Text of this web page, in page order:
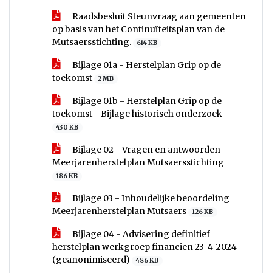
Raadsbesluit Steunvraag aan gemeenten
op basis van het Continuïteitsplan van de
Mutsaersstichting.
614 KB
Bijlage 01a - Herstelplan Grip op de
toekomst
2 MB
Bijlage 01b - Herstelplan Grip op de
toekomst - Bijlage historisch onderzoek
430 KB
Bijlage 02 - Vragen en antwoorden
Meerjarenherstelplan Mutsaersstichting
186 KB
Bijlage 03 - Inhoudelijke beoordeling
Meerjarenherstelplan Mutsaers
126 KB
Bijlage 04 - Advisering definitief
herstelplan werkgroep financien 23-4-2024
(geanonimiseerd)
486 KB